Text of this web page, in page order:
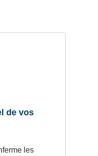
de vos
les